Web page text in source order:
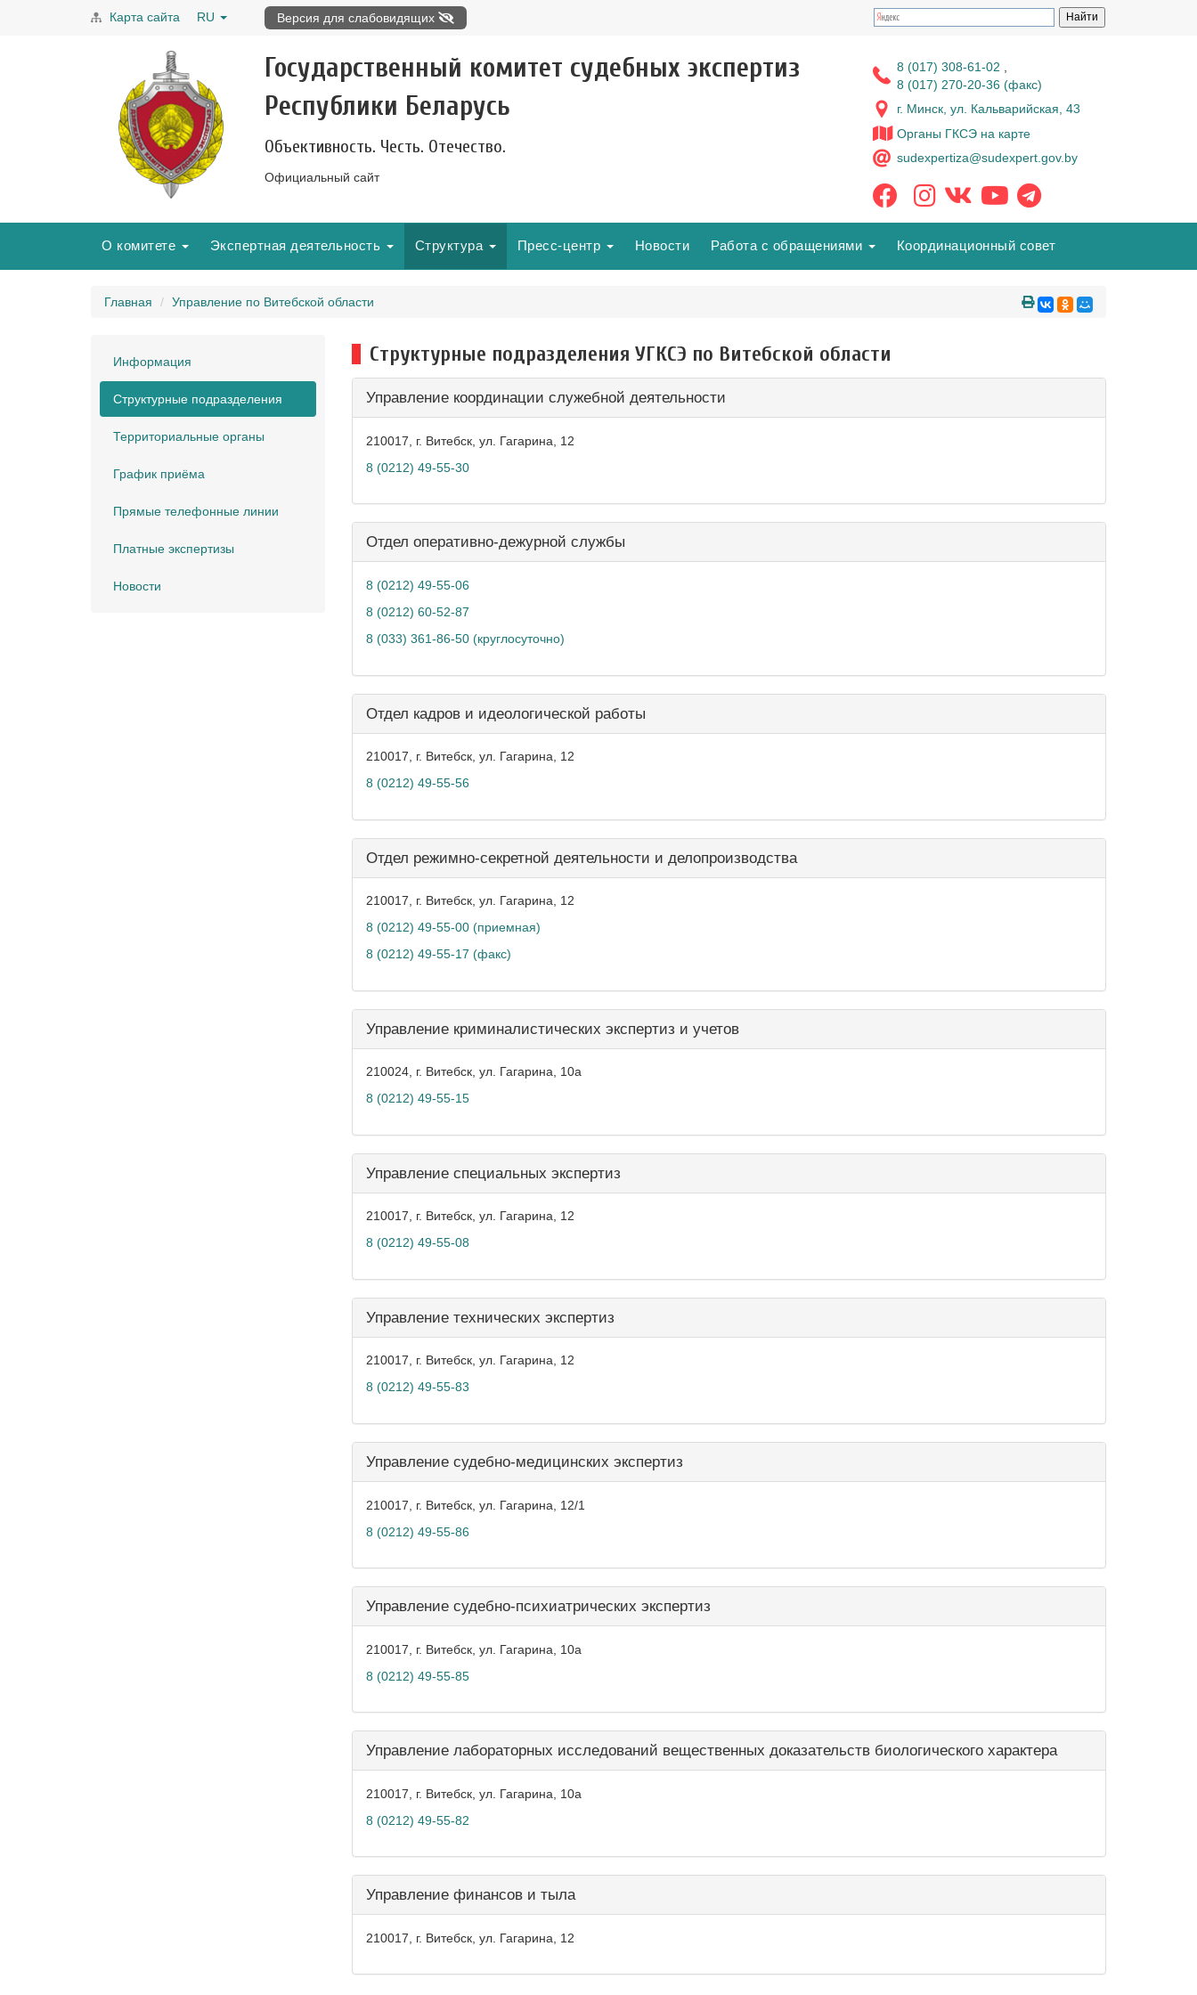
Карта сайта RU Версия для слабовидящих
Государственный комитет судебных экспертиз
Республики Беларусь
Объективность. Честь. Отечество.
Официальный сайт
8 (017) 308-61-02
8 (017) 270-20-36 (факс)
г. Минск, ул. Кальварийская, 43
Органы ГКСЭ на карте
sudexpertiza@sudexpert.gov.by
О комитете Экспертная деятельность Структура Пресс-центр Новости Работа с обращениями Координационный совет
Главная Управление по Витебской области
Информация
Структурные подразделения
Территориальные органы
График приёма
Прямые телефонные линии
Платные экспертизы
Новости
Структурные подразделения УГКСЭ по Витебской области
Управление координации служебной деятельности
210017, г. Витебск, ул. Гагарина, 12
8 (0212) 49-55-30
Отдел оперативно-дежурной службы
8 (0212) 49-55-06
8 (0212) 60-52-87
8 (033) 361-86-50 (круглосуточно)
Отдел кадров и идеологической работы
210017, г. Витебск, ул. Гагарина, 12
8 (0212) 49-55-56
Отдел режимно-секретной деятельности и делопроизводства
210017, г. Витебск, ул. Гагарина, 12
8 (0212) 49-55-00 (приемная)
8 (0212) 49-55-17 (факс)
Управление криминалистических экспертиз и учетов
210024, г. Витебск,ул. Гагарина, 10а
8 (0212) 49-55-15
Управление специальных экспертиз
210017, г. Витебск, ул. Гагарина, 12
8 (0212) 49-55-08
Управление технических экспертиз
210017, г. Витебск, ул. Гагарина, 12
8 (0212) 49-55-83
Управление судебно-медицинских экспертиз
210017, г. Витебск, ул. Гагарина, 12/1
8 (0212) 49-55-86
Управление судебно-психиатрических экспертиз
210017, г. Витебск, ул. Гагарина, 10а
8 (0212) 49-55-85
Управление лабораторных исследований вещественных доказательств биологического характера
210017, г. Витебск, ул. Гагарина, 10а
8 (0212) 49-55-82
Управление финансов и тыла
210017, г. Витебск, ул. Гагарина, 12